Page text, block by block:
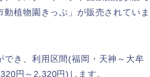
植物園きっぷ」が販売されていま
でき、利用区間(福岡・天神～大牟
円～2,320円)します。